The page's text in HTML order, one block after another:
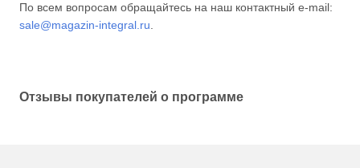
По всем вопросам обращайтесь на наш контактный e-mail:
sale@magazin-integral.ru
Отзывы покупателей о программе